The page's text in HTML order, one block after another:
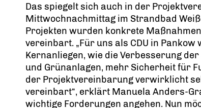
Das spiegelt sich auch in der
Mittwochnachmittag im Strandbad
Projekten wurden konkrete
vereinbart. „Für uns als CDU in
Kernanliegen, wie die Verbesserung
und Grünanlagen, mehr Sicherheit für
der Projektvereinbarung verwirklicht
vereinbart“, erklärt Manuela Anders-
wichtige Forderungen angehen. Nun